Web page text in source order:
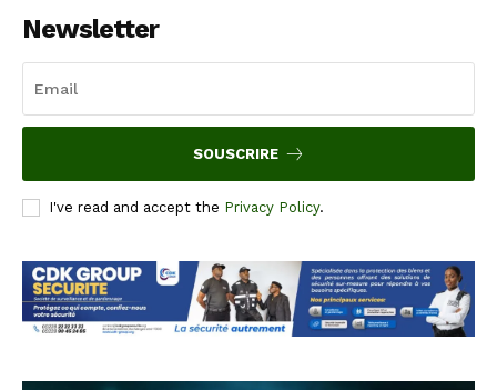
Newsletter
SOUSCRIRE
I've read and accept the Privacy Policy.